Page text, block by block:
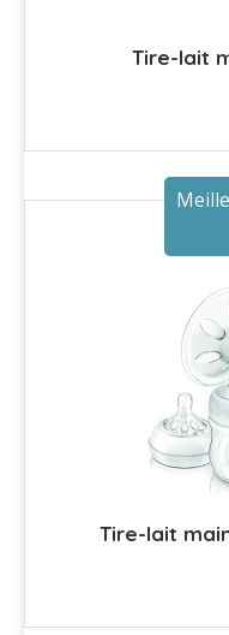
Tire-lait
Tire-lait